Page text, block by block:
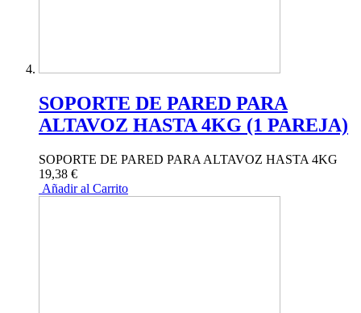
SOPORTE DE PARED PARA
ALTAVOZ HASTA 4KG (1 PAREJA)
SOPORTE DE PARED PARA ALTAVOZ HASTA 4KG
19,38 €
Añadir al Carrito